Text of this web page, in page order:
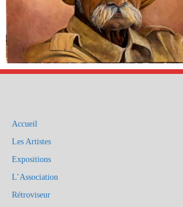
Accueil
Les Artistes
Expositions
L’Association
Rétroviseur